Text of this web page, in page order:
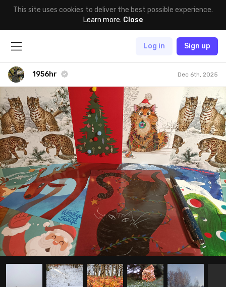
This site uses cookies to deliver the best possible experience.
Learn more. Close
Log in Sign up
1956hr Dec 6th, 2025